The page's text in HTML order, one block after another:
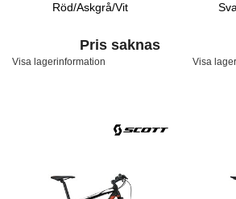
Röd/Askgrå/Vit
Pris saknas
Visa lagerinformation Visa